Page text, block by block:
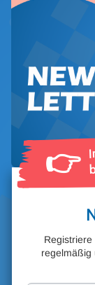
👉
regelmäßig